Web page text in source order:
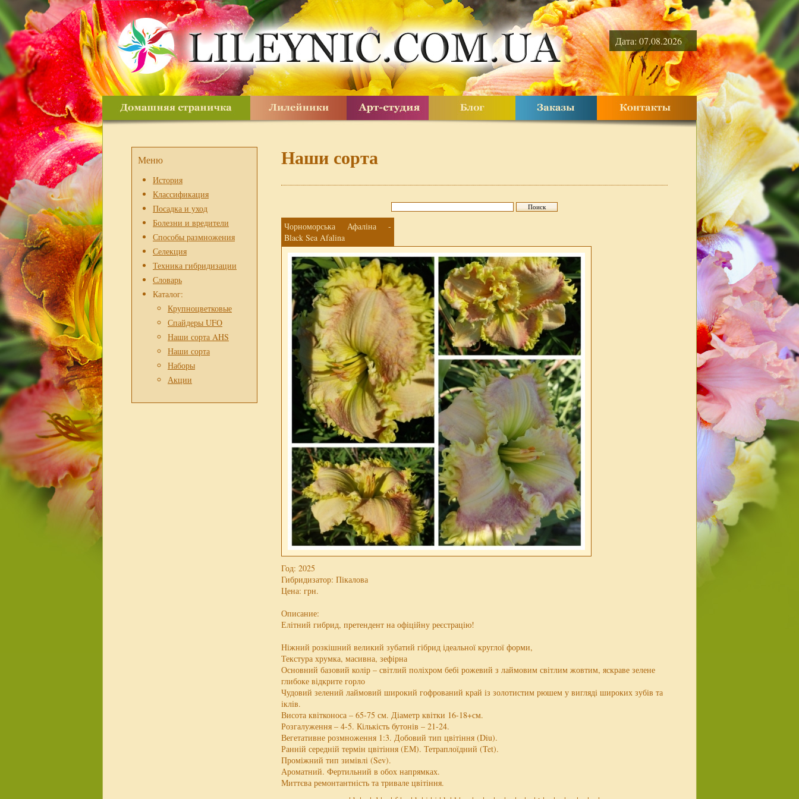
Дата: 07.08.2026
Меню
История
Классификация
Посадка и уход
Болезни и вредители
Способы размножения
Селекция
Техника гибридизации
Словарь
Каталог:
Крупноцветковые
Спайдеры UFO
Наши сорта AHS
Наши сорта
Наборы
Акции
Наши сорта
Чорноморська Афаліна -
Black Sea Afalina
Год: 2025
Гибридизатор: Пікалова
Цена: грн.
Описание:
Елітний гибрид, претендент на офіційну реєстрацію!
Ніжний розкішний великий зубатий гібрид ідеальної круглої форми,
Текстура хрумка, масивна, зефірна
Основний базовий колір – світлий поліхром бебі рожевий з лаймовим світлим жовтим, яскраве зелене
глибоке відкрите горло
Чудовий зелений лаймовий широкий гофрований край із золотистим рюшем у вигляді широких зубів та
іклів.
Висота квітконоса – 65-75 см. Діаметр квітки 16-18+см.
Розгалуження – 4-5. Кількість бутонів – 21-24.
Вегетативне розмноження 1:3. Добовий тип цвітіння (Diu).
Ранній середній термін цвітіння (ЕМ). Тетраплоїдний (Tet).
Проміжний тип зимівлі (Sev).
Ароматний. Фертильний в обох напрямках.
Миттєва ремонтантність та тривале цвітіння.